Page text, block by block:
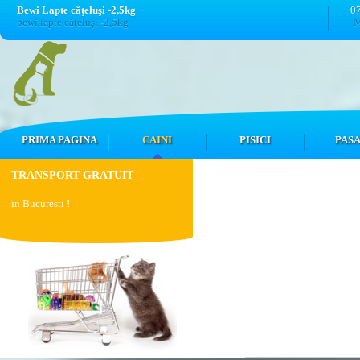
Bewi Lapte căţeluşi -2,5kg
bewi lapte căţeluşi -2,5kg
PRIMA PAGINA CAINI PISICI
TRANSPORT GRATUIT
in Bucuresti !